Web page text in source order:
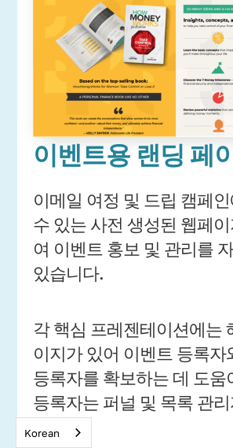
이벤트용 랜딩 페
이메일 여정 및 드립 캠페
수 있는 사전 생성된 웹페
여 이벤트 홍보 및 관리를
있습니다.
각 핵심 프레젠테이션에는
이지가 있어 이벤트 등록자
등록자를 확보하는 데 도움
등록자는 퍼널 및 목록 관
니다.
Korean